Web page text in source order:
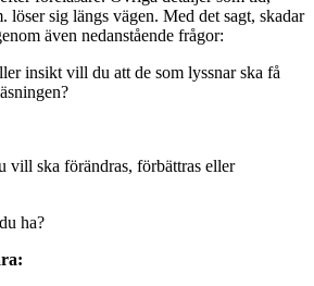
löser sig längs vägen. Med det sagt, skadar
även nedanstående frågor:
insikt vill du att de som lyssnar ska få
vill ska förändras, förbättras eller
ha?